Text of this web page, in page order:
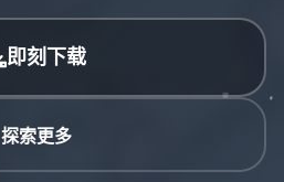
即刻下载
探索更多